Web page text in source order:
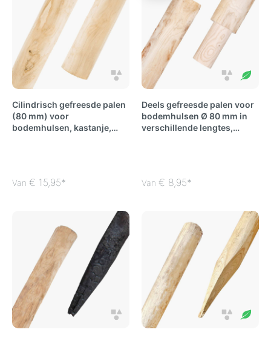
Cilindrisch gefreesde palen
(80 mm) voor
bodemhulsen, kastanje,
Van € 15,95*
Deels gefreesde palen voor
bodemhulsen Ø 80 mm in
verschillende lengtes,
Van € 8,95*